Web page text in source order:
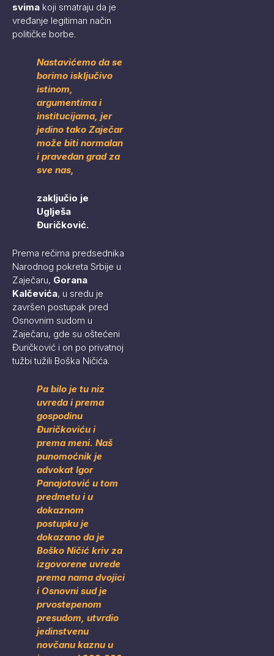
svima koji smatraju da je
vređanje legitiman način
političke borbe.
Nastavićemo da se
borimo isključivo
istinom,
argumentima i
institucijama, jer
jedino tako Zaječar
može biti normalan
i pravedan grad za
sve nas,
zaključio je
Uglješa
Đuričković.
Prema rečima predsednika
Narodnog pokreta Srbije u
Zaječaru, Gorana
Kalčevića, u sredu je
završen postupak pred
Osnovnim sudom u
Zaječaru, gde su oštećeni
Đuričković i on po privatnoj
tužbi tužili Boška Ničića.
Pa bilo je tu niz
uvreda i prema
gospodinu
Đuričkoviću i
prema meni. Naš
punomoćnik je
advokat Igor
Panajotović u tom
predmetu i u
dokaznom
postupku je
dokazano da je
Boško Ničić kriv za
izgovorene uvrede
prema nama dvojici
i Osnovni sud je
prvostepenom
presudom, utvrdio
jedinstvenu
novčanu kaznu u